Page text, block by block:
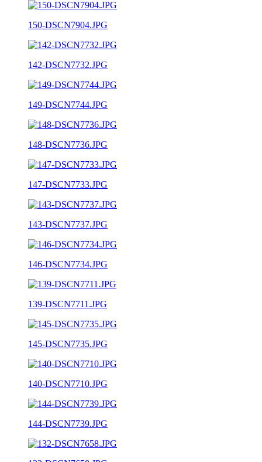
150-DSCN7904.JPG
142-DSCN7732.JPG
149-DSCN7744.JPG
148-DSCN7736.JPG
147-DSCN7733.JPG
143-DSCN7737.JPG
146-DSCN7734.JPG
139-DSCN7711.JPG
145-DSCN7735.JPG
140-DSCN7710.JPG
144-DSCN7739.JPG